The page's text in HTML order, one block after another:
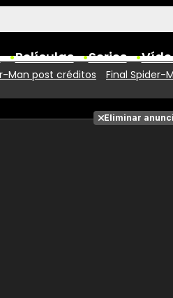
Películas Series
Man post créditos Final Spider-
Eliminar